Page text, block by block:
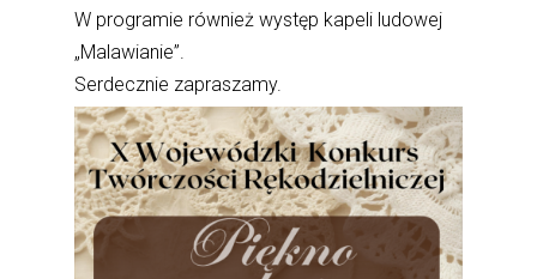
W programie również występ kapeli ludowej
„Malawianie”.
Serdecznie zapraszamy.